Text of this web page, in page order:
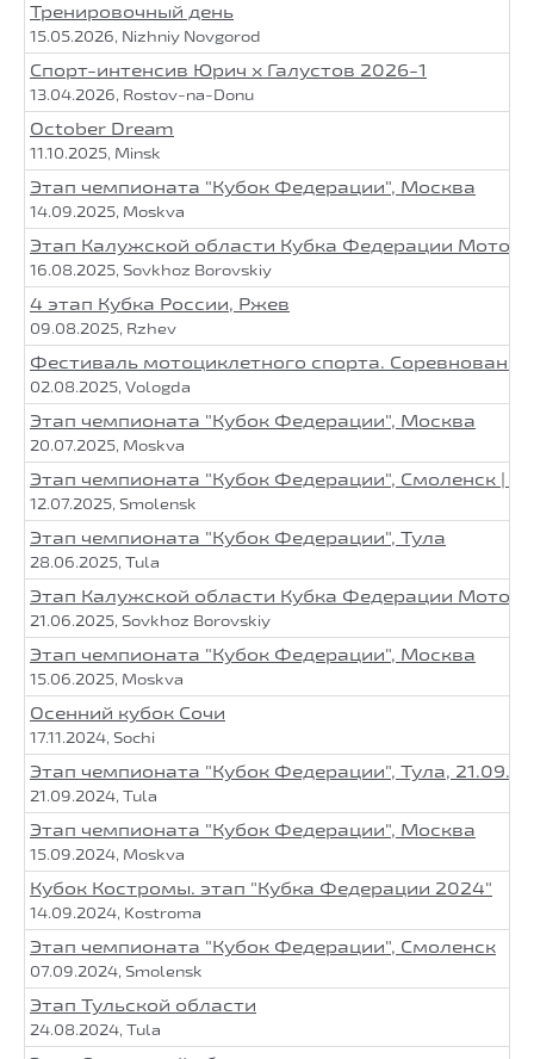
Тренировочный день
15.05.2026, Nizhniy Novgorod
Спорт-интенсив Юрич х Галустов 2026-1
13.04.2026, Rostov-na-Donu
October Dream
11.10.2025, Minsk
Этап чемпионата "Кубок Федерации", Москва
14.09.2025, Moskva
Этап Калужской области Кубка Федерации
16.08.2025, Sovkhoz Borovskiy
4 этап Кубка России, Ржев
09.08.2025, Rzhev
Фестиваль мотоциклетного спорта.
02.08.2025, Vologda
Этап чемпионата "Кубок Федерации", Москва
20.07.2025, Moskva
Этап чемпионата "Кубок Федерации", Смоленск |
12.07.2025, Smolensk
Этап чемпионата "Кубок Федерации", Тула
28.06.2025, Tula
Этап Калужской области Кубка Федерации
21.06.2025, Sovkhoz Borovskiy
Этап чемпионата "Кубок Федерации", Москва
15.06.2025, Moskva
Осенний кубок Сочи
17.11.2024, Sochi
Этап чемпионата "Кубок Федерации", Тула,
21.09.2024, Tula
Этап чемпионата "Кубок Федерации", Москва
15.09.2024, Moskva
Кубок Костромы. этап "Кубка Федерации 2024"
14.09.2024, Kostroma
Этап чемпионата "Кубок Федерации", Смоленск
07.09.2024, Smolensk
Этап Тульской области
24.08.2024, Tula